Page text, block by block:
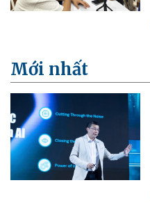
Mới nhất